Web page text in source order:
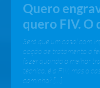
Quero
quero FIV. O
Será que um casal com
opção de tratamento a
fazer quando o melhor
técnico, é a FIV, mas o
caminho? […]